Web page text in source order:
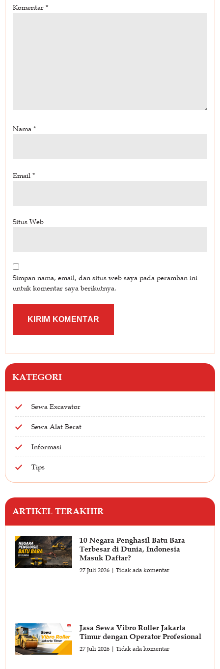
Komentar *
Nama *
Email *
Situs Web
Simpan nama, email, dan situs web saya pada peramban ini
untuk komentar saya berikutnya.
KATEGORI
Sewa Excavator
Sewa Alat Berat
Informasi
Tips
ARTIKEL TERAKHIR
10 Negara Penghasil Batu Bara
Terbesar di Dunia, Indonesia
Masuk Daftar?
27 Juli 2026 Tidak ada komentar
Jasa Sewa Vibro Roller Jakarta
Timur dengan Operator Profesional
27 Juli 2026 Tidak ada komentar